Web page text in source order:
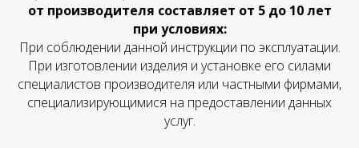
от производителя составляет от 5 до 10 лет
при условиях:
При соблюдении данной инструкции по эксплуатации.
При изготовлении изделия и установке его силами
специалистов производителя или частными фирмами,
специализирующимися на предоставлении данных
услуг.